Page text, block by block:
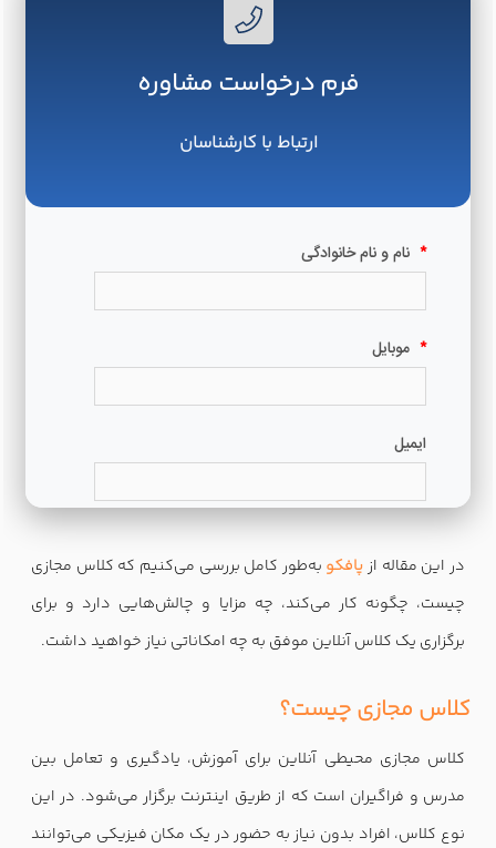
فرم درخواست مشاوره
ارتباط با کارشناسان
در این مقاله از پافکو به‌طور کامل بررسی می‌کنیم که کلاس مجازی
چیست، چگونه کار می‌کند، چه مزایا و چالش‌هایی دارد و برای
برگزاری یک کلاس آنلاین موفق به چه امکاناتی نیاز خواهید داشت.
کلاس مجازی چیست؟
کلاس مجازی محیطی آنلاین برای آموزش، یادگیری و تعامل بین
مدرس و فراگیران است که از طریق اینترنت برگزار می‌شود. در این
نوع کلاس، افراد بدون نیاز به حضور در یک مکان فیزیکی می‌توانند